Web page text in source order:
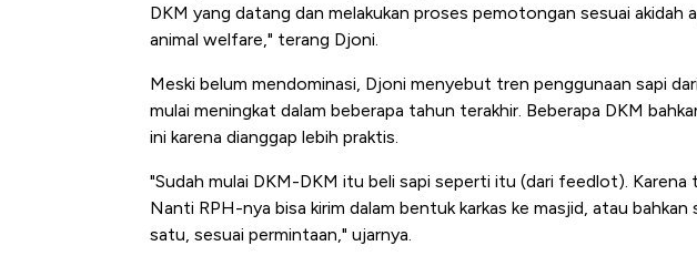
DKM yang datang dan melakukan proses pemotongan sesuai akidah
animal welfare," terang Djoni.
Meski belum mendominasi, Djoni menyebut tren penggunaan sapi
mulai meningkat dalam beberapa tahun terakhir. Beberapa DKM
ini karena dianggap lebih praktis.
"Sudah mulai DKM-DKM itu beli sapi seperti itu (dari feedlot). Karena
Nanti RPH-nya bisa kirim dalam bentuk karkas ke masjid, atau
satu, sesuai permintaan," ujarnya.
Tembaga